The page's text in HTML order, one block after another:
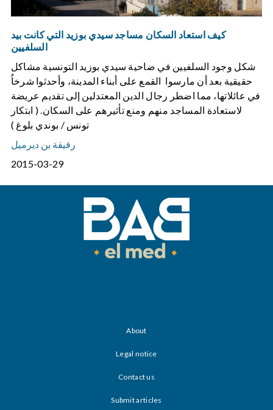
كيف استعاد السكان مساجد سيدي بوزيد التي كانت بيد
السلفيين
شكل وجود السلفيين في ضاحية سيدي بوزيد التونسية مشاكل
حقيقية بعد أن مارسوا القمع على أبناء المدينة، وأحدثوا شرخاُ
في عائلاتها، مما اضطر رجال الدين المعتدلين إلى تقديم عريضة
لاستعادة المساجد منهم ومنع تأثيرهم على السكان. ( ابتكار
تونس / بوندي بلوغ )
رفيقة بن ديرميل
2015-03-29
About
Legal notice
Contact us
Submit articles